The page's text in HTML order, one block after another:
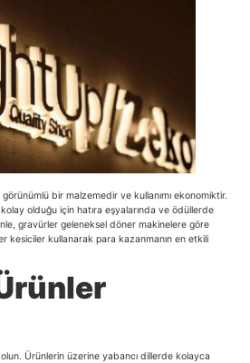
bir malzemedir ve kullanımı ekonomiktir.
olduğu için hatıra eşyalarında ve ödüllerde
gravürler geleneksel döner makinelere göre
kesiciler kullanarak para kazanmanın en etkili
Ürünlerin üzerine yabancı dillerde kolayca